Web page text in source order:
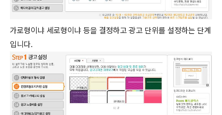
가로형이냐 세로형이냐 등을 결정하고 광고 단위를 설정하는 단계
입니다.